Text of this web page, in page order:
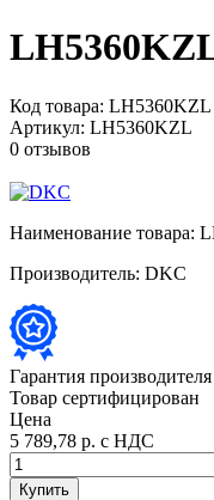
Код товара: LH5360KZL
Артикул: LH5360KZL
0 отзывов
Наименование товара:
Производитель: DKC
Гарантия производителя
Товар сертифицирован
Цена
5 789,78 р. с НДС
Купить